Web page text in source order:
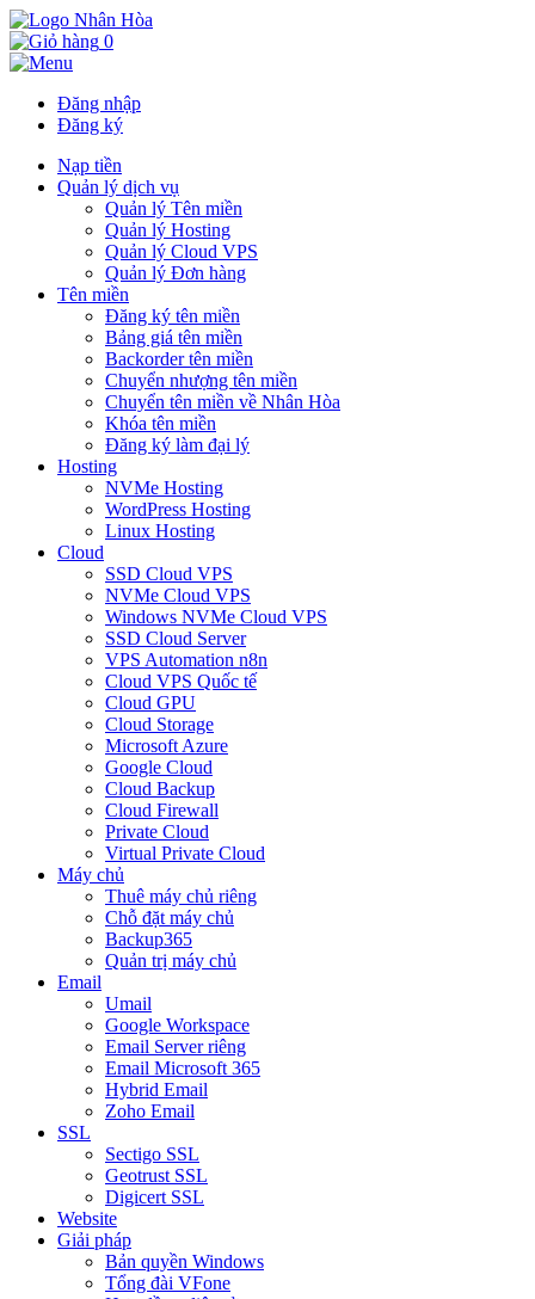
0
Đăng nhập
Đăng ký
Nạp tiền
Quản lý dịch vụ
Quản lý Tên miền
Quản lý Hosting
Quản lý Cloud VPS
Quản lý Đơn hàng
Tên miền
Đăng ký tên miền
Bảng giá tên miền
Backorder tên miền
Chuyển nhượng tên miền
Chuyển tên miền về Nhân Hòa
Khóa tên miền
Đăng ký làm đại lý
Hosting
NVMe Hosting
WordPress Hosting
Linux Hosting
Cloud
SSD Cloud VPS
NVMe Cloud VPS
Windows NVMe Cloud VPS
SSD Cloud Server
VPS Automation n8n
Cloud VPS Quốc tế
Cloud GPU
Cloud Storage
Microsoft Azure
Google Cloud
Cloud Backup
Cloud Firewall
Private Cloud
Virtual Private Cloud
Máy chủ
Thuê máy chủ riêng
Chỗ đặt máy chủ
Backup365
Quản trị máy chủ
Email
Umail
Google Workspace
Email Server riêng
Email Microsoft 365
Hybrid Email
Zoho Email
SSL
Sectigo SSL
Geotrust SSL
Digicert SSL
Website
Giải pháp
Bản quyền Windows
Tổng đài VFone